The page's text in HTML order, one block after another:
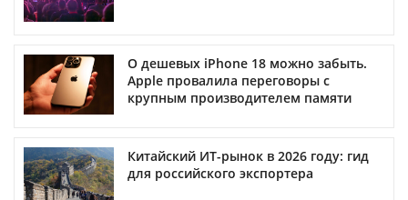
О дешевых iPhone 18 можно забыть.
Apple провалила переговоры с
крупным производителем памяти
Китайский ИТ-рынок в 2026 году: гид
для российского экспортера